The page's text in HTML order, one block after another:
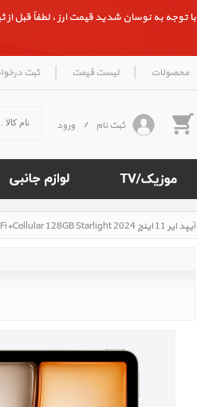
با توجه به نوسان شدید قیمت ارز ، لطفاً قبل از
محصولات | لیست قیمت | ثبت
ثبت نام / ورود
آیپد ایر 11 اینچ M2 iPad Air 11 inch M2 WiFi+Cellular 128GB Starlight 2024، آیپد ایر 11 اینچ M2 سلولار 128 گیگابایت استارلایت 2024
Rated